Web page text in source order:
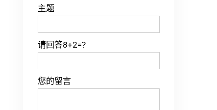
主题
请回答8+2=?
您的留言